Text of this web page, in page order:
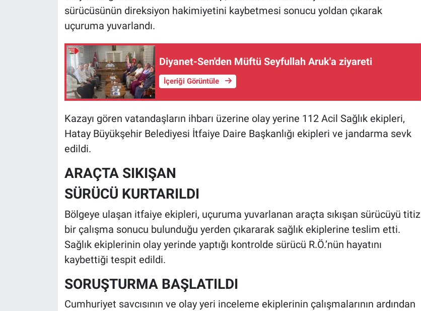
sürücüsünün direksiyon hakimiyetini kaybetmesi sonucu yoldan çıkarak
uçuruma yuvarlandı.
Diyanet-Sen'den Müftü Seyfullah Aruk'a ziyareti
İçeriği Görüntüle
Kazayı gören vatandaşların ihbarı üzerine olay yerine 112 Acil Sağlık ekipleri,
Hatay Büyükşehir Belediyesi İtfaiye Daire Başkanlığı ekipleri ve jandarma sevk
edildi.
ARAÇTA SIKIŞAN
SÜRÜCÜ KURTARILDI
Bölgeye ulaşan itfaiye ekipleri, uçuruma yuvarlanan araçta sıkışan sürücüyü titiz
bir çalışma sonucu bulunduğu yerden çıkararak sağlık ekiplerine teslim etti.
Sağlık ekiplerinin olay yerinde yaptığı kontrolde sürücü R.Ö.’nün hayatını
kaybettiği tespit edildi.
SORUŞTURMA BAŞLATILDI
Cumhuriyet savcısının ve olay yeri inceleme ekiplerinin çalışmalarının ardından